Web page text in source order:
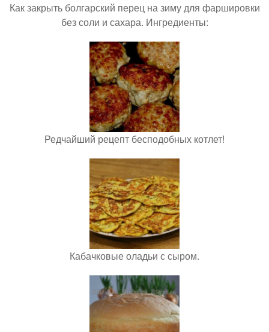
Как закрыть болгарский перец на зиму для фаршировки
без соли и сахара. Ингредиенты:
Редчайший рецепт бесподобных котлет!
Кабачковые оладьи с сыром.